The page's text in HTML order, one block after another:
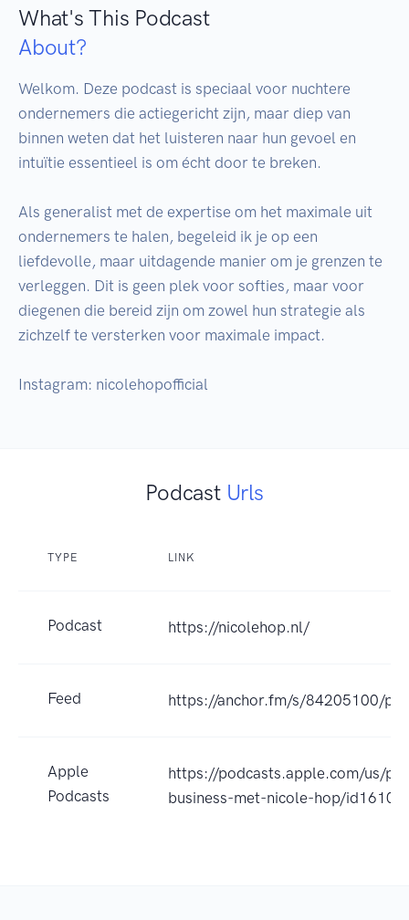
What's This Podcast
About?
Welkom. Deze podcast is speciaal voor nuchtere
ondernemers die actiegericht zijn, maar diep van
binnen weten dat het luisteren naar hun gevoel en
intuïtie essentieel is om écht door te breken.
Als generalist met de expertise om het maximale uit
ondernemers te halen, begeleid ik je op een
liefdevolle, maar uitdagende manier om je grenzen te
verleggen. Dit is geen plek voor softies, maar voor
diegenen die bereid zijn om zowel hun strategie als
zichzelf te versterken voor maximale impact.
Instagram: nicolehopofficial
Podcast Urls
TYPE LINK
Podcast https://nicolehop.nl/
Feed https://anchor.fm/s/84205100/
Apple
Podcasts
https://podcasts.apple.com/us/
business-met-nicole-hop/